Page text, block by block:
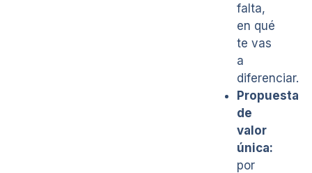
falta,
en qué
te vas
a
diferenciar.
Propuesta
de
valor
única:
por